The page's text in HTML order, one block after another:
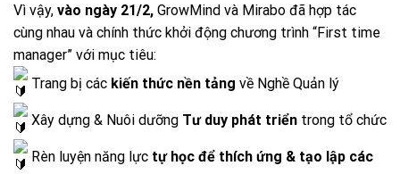
Vì vậy, vào ngày 21/2, GrowMind và Mirabo đã hợp tác
cùng nhau và chính thức khởi động chương trình “First time
manager” với mục tiêu:
Trang bị các kiến thức nền tảng về Nghề Quản lý
Xây dựng & Nuôi dưỡng Tư duy phát triển trong tổ chức
Rèn luyện năng lực tự học để thích ứng & tạo lập các